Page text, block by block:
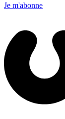
Je m'abonne